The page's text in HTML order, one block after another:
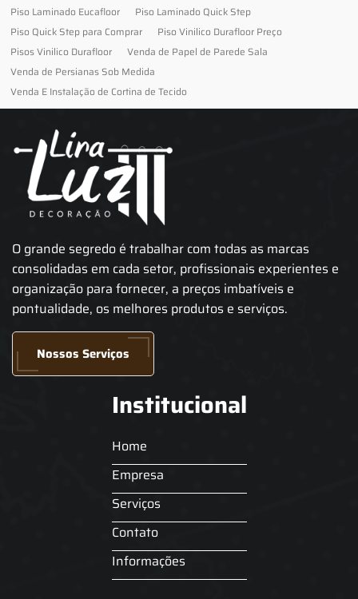
Piso Laminado Eucafloor
Piso Laminado Quick Step
Piso Quick Step para Comprar
Piso Vinilico Durafloor Preço
Pisos Vinilico Durafloor
Venda de Papel de Parede Sala
Venda de Persianas Sob Medida
Venda E Instalação de Cortina de Tecido
O grande segredo é trabalhar com todas as marcas
consolidadas em cada setor, profissionais experientes e
organização para fornecer, a preços imbatíveis e
pontualidade, os melhores produtos e serviços.
Nossos Serviços
Institucional
Home
Empresa
Serviços
Contato
Informações